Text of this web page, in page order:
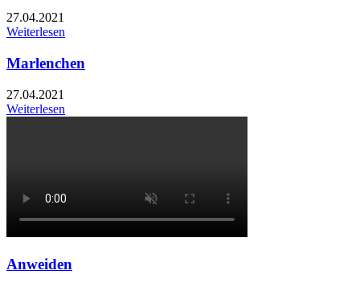
27.04.2021
Weiterlesen
Marlenchen
27.04.2021
Weiterlesen
Anweiden